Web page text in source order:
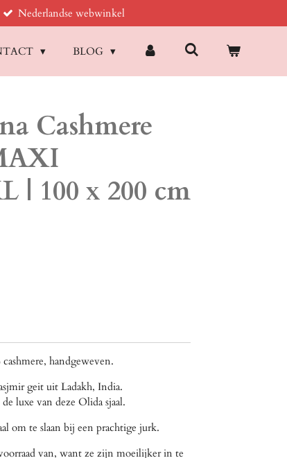
Nederlandse webwinkel
BLOG
Cashmere
| 100 x 200 cm
handgeweven.
geit uit Ladakh, India.
luxe van deze Olida sjaal.
om te slaan bij een prachtige jurk.
van, want ze zijn moeilijker in te